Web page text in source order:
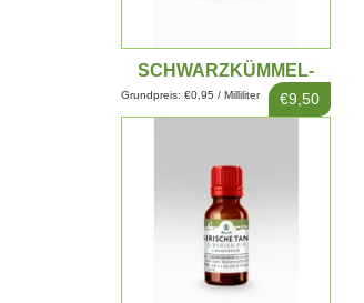
SCHWARZKÜMMEL-
EXTRAKT 10ML€9,50
Grundpreis: €0,95 / Milliliter